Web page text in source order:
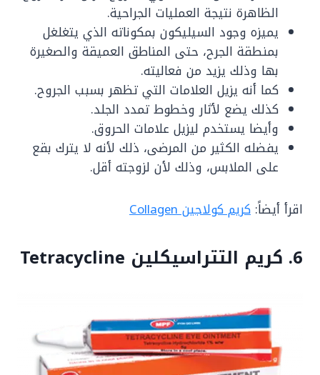
الظاهرة نتيجة العمليات الجراحية.
يميزه وجود السيليكون بمكوناته الذي يتغلغل
بمنطقة الجرح، حتى المناطق العميقة والصغيرة
بها وذلك يزيد من فعاليته.
كما أنه يزيل العلامات التي تظهر بسبب الجروح.
كذلك يضع لأثار وخطوط تمدد الجلد.
وأيضا يستخدم ليزيل علامات الحروق.
يفضله الكثير من المرضى، ذلك لأنه لا يترك بقع
على الملابس، وذلك لأن لزوجته أقل.
اقرأ أيضاً: كريم كولاجين Collagen
6. كريم التتراسيكلين Tetracycline